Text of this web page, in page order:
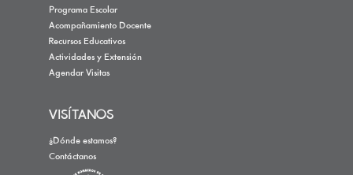
Programa Escolar
Acompañamiento Docente
Recursos Educativos
Actividades y Extensión
Agendar Visitas
VISÍTANOS
¿Dónde estamos?
Contáctanos